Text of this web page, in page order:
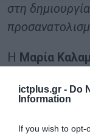
ictplus.gr - Do
Information
If you wish to
στη
Η Μαρία
Κυβέρνησης,